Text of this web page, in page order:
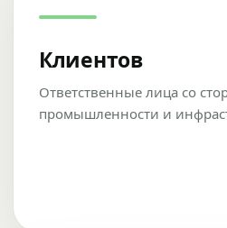
Клиентов
Ответственные лица со
промышленности и